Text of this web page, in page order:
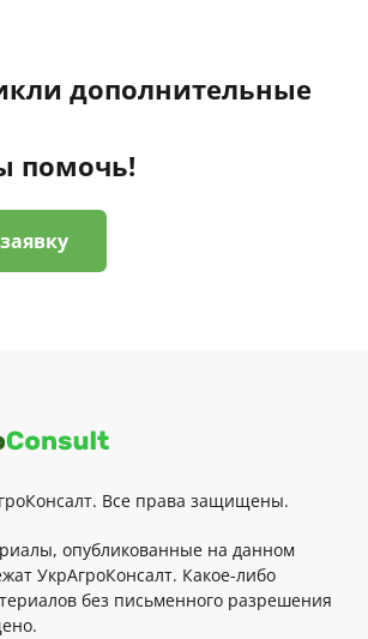
дополнительные
помочь!
Все права защищены.
опубликованные на данном
УкрАгроКонсалт. Какое-либо
без письменного разрешения